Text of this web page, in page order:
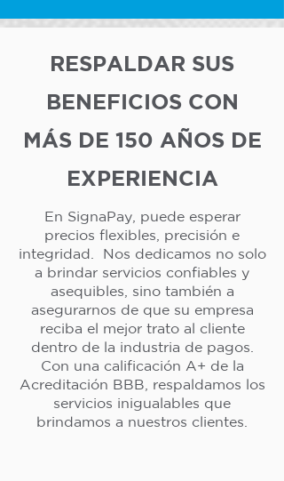
RESPALDAR SUS
BENEFICIOS CON
MÁS DE 150 AÑOS DE
EXPERIENCIA
En SignaPay, puede esperar
precios flexibles, precisión e
integridad. Nos dedicamos no solo
a brindar servicios confiables y
asequibles, sino también a
asegurarnos de que su empresa
reciba el mejor trato al cliente
dentro de la industria de pagos.
Con una calificación A+ de la
Acreditación BBB, respaldamos los
servicios inigualables que
brindamos a nuestros clientes.